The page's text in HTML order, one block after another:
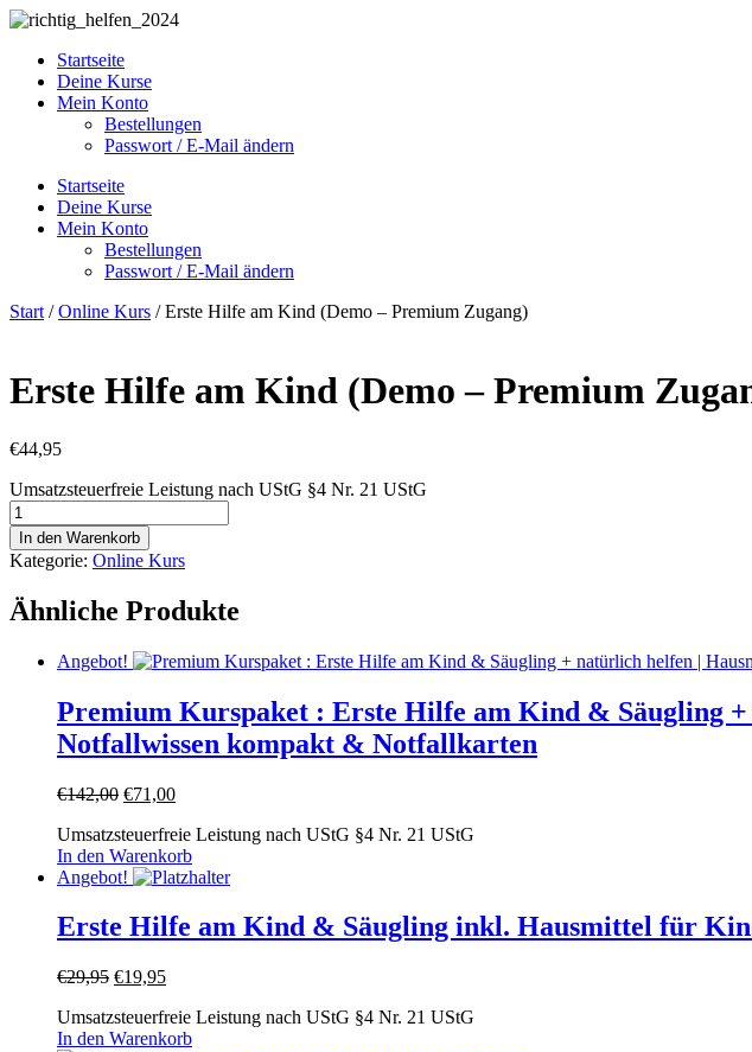
Zum
springenStartseite
Deine Kurse
Mein Konto
Bestellungen
Passwort / E-Mail ändern
Startseite
Deine Kurse
Mein Konto
Bestellungen
Passwort / E-Mail ändern
Start /Online Kurs / Erste Hilfe am Kind (Demo – Premium Zugang)
Erste Hilfe am Kind (Demo – Premium
€44,95
Umsatzsteuerfreie Leistung nach UStG §4 Nr. 21 UStG
Erste
Hilfe
am
Kind
(Demo
-
Zugang)
Menge
In den Warenkorb
Kategorie: Online Kurs
Ähnliche Produkte
Angebot!
Premium Kurspaket : Erste Hilfe am Kind & Säugling
Notfallwissen kompakt & Notfallkarten
€142,00 Ursprünglicher
war:
€142,00
€71,00Aktueller
ist:
€71,00.
Umsatzsteuerfreie Leistung nach UStG §4 Nr. 21 UStG
In den Warenkorb
Angebot!
Erste Hilfe am Kind & Säugling inkl. Hausmittel für
€29,95 Ursprünglicher
war:
€29,95
€19,95Aktueller
ist:
€19,95.
Umsatzsteuerfreie Leistung nach UStG §4 Nr. 21 UStG
In den Warenkorb